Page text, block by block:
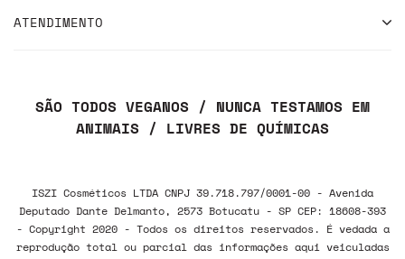
ATENDIMENTO
SÃO TODOS VEGANOS / NUNCA TESTAMOS EM
ANIMAIS / LIVRES DE QUÍMICAS
ISZI Cosméticos LTDA CNPJ 39.718.797/0001-00 - Avenida
Deputado Dante Delmanto, 2573 Botucatu - SP CEP: 18608-393
- Copyright 2020 - Todos os direitos reservados. É vedada a
reprodução total ou parcial das informações aqui veiculadas